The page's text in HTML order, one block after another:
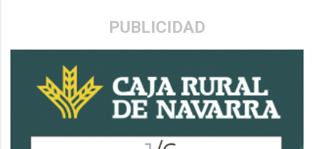
PUBLICIDAD